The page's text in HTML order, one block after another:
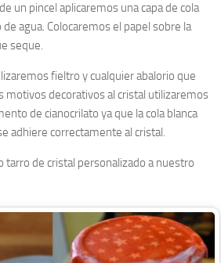
un pincel aplicaremos una capa de cola
de agua. Colocaremos el papel sobre la
seque.
fieltro y cualquier abalorio que
motivos decorativos al cristal utilizaremos
de cianocrilato ya que la cola blanca
adhiere correctamente al cristal.
de cristal personalizado a nuestro